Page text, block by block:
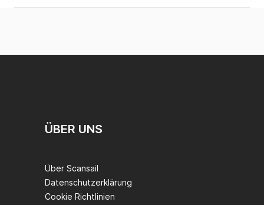
ÜBER UNS
Über Scansail
Datenschutzerklärung
Cookie Richtlinien